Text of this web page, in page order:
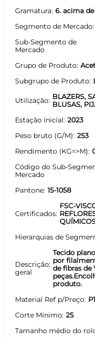
Gramatura 6. acima de
Segmento de Mercado
Sub-Segmento de
Mercado
Grupo de Produto
Subgrupo de Produto
Utilização BLAZERS,
BLUSAS,
Estação inicial 2023
Peso bruto (G/M) 253
Rendimento (KG=>M)
Código do Sub-
Mercado
Pantone 15-1058
Certificados
FSC-
Hierarquias de
Descrição
geral
Tecido
por
de fibras de
produto.
Material Ref p/Preço
Corte Mínimo 25
Tamanho médio do